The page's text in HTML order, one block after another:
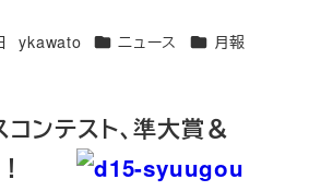
著
ykawato カテゴリー
ニュース カテゴリー
月報
ンテスト、準大賞＆